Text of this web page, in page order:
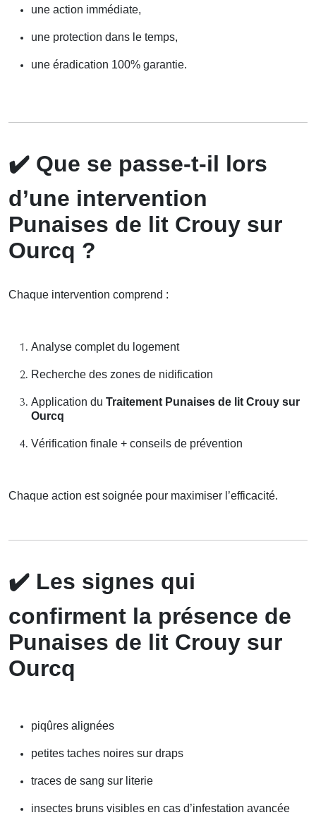
une action immédiate,
une protection dans le temps,
une éradication 100% garantie.
✔️ Que se passe-t-il lors
d’une intervention
Punaises de lit Crouy sur
Ourcq ?
Chaque intervention comprend :
Analyse complet du logement
Recherche des zones de nidification
Application du Traitement Punaises de lit Crouy sur
Ourcq
Vérification finale + conseils de prévention
Chaque action est soignée pour maximiser l’efficacité.
✔️ Les signes qui
confirment la présence de
Punaises de lit Crouy sur
Ourcq
piqûres alignées
petites taches noires sur draps
traces de sang sur literie
insectes bruns visibles en cas d’infestation avancée